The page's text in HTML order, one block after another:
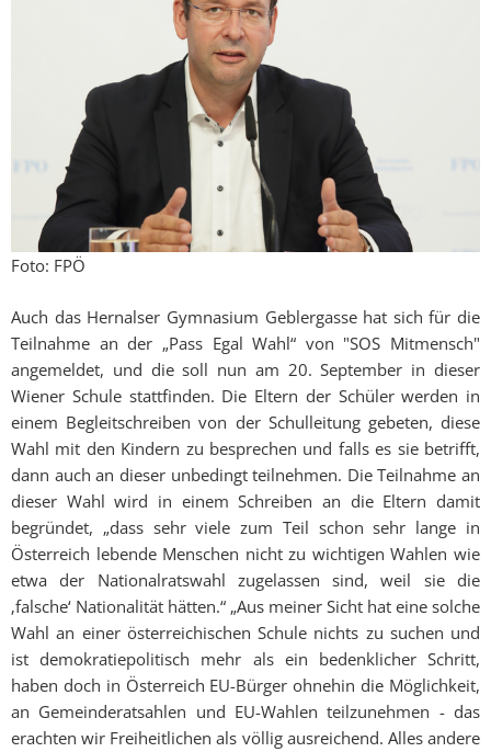
Foto: FPÖ
Auch das Hernalser Gymnasium Geblergasse hat sich für die
Teilnahme an der „Pass Egal Wahl“ von "SOS Mitmensch"
angemeldet, und die soll nun am 20. September in dieser
Wiener Schule stattfinden. Die Eltern der Schüler werden in
einem Begleitschreiben von der Schulleitung gebeten, diese
Wahl mit den Kindern zu besprechen und falls es sie betrifft,
dann auch an dieser unbedingt teilnehmen. Die Teilnahme an
dieser Wahl wird in einem Schreiben an die Eltern damit
begründet, „dass sehr viele zum Teil schon sehr lange in
Österreich lebende Menschen nicht zu wichtigen Wahlen wie
etwa der Nationalratswahl zugelassen sind, weil sie die
‚falsche‘ Nationalität hätten.“ „Aus meiner Sicht hat eine solche
Wahl an einer österreichischen Schule nichts zu suchen und
ist demokratiepolitisch mehr als ein bedenklicher Schritt,
haben doch in Österreich EU-Bürger ohnehin die Möglichkeit,
an Gemeinderatsahlen und EU-Wahlen teilzunehmen - das
erachten wir Freiheitlichen als völlig ausreichend. Alles andere